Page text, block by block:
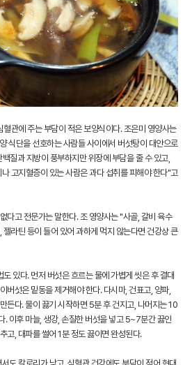
관에 주는 부담이 적은 보양식이다. 조은미 영양사는
식단을 선호하는 사람들 사이에서 버섯탕이 대안으로
질과 지방이 풍부하지만 위장에 부담을 줄 수 있고,
고지혈증이 있는 사람은 과다 섭취를 피해야 한다"고
다고 전문가는 말한다. 조 영양사는 "사골, 갈비 육수
라틴 등이 들어 있어 과하게 먹지 않는다면 건강상 큰
있다. 먼저 버섯은 흐르는 물에 가볍게 씻은 후 결대
버섯은 밑동을 제거해야 한다. 다시마, 건표고, 양파,
든다. 물이 끓기 시작하면 5분 후 건지고, 나머지는 10
. 이후 마늘, 생강, 손질한 버섯을 넣고 5~7분간 끓인
고, 대파를 썰어 1분 정도 끓이면 완성된다.